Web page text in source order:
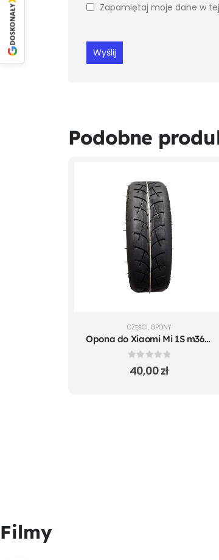
Zapamiętaj moje dane w
Podobne
CZĘŚCI, OPONY
Opona do Xiaomi Mi 1S m365 Pro Mi Pro 2 Essential
out of 5
40,00zł
Filmy
DOSKONAŁY